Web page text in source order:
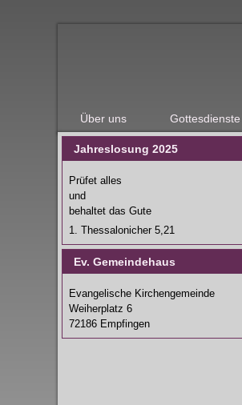
Über uns Gottesdienste
Jahreslosung 2025
Prüfet alles
und
behaltet das Gute
1. Thessalonicher 5,21
Ev. Gemeindehaus
Evangelische Kirchengemeinde
Weiherplatz 6
72186 Empfingen